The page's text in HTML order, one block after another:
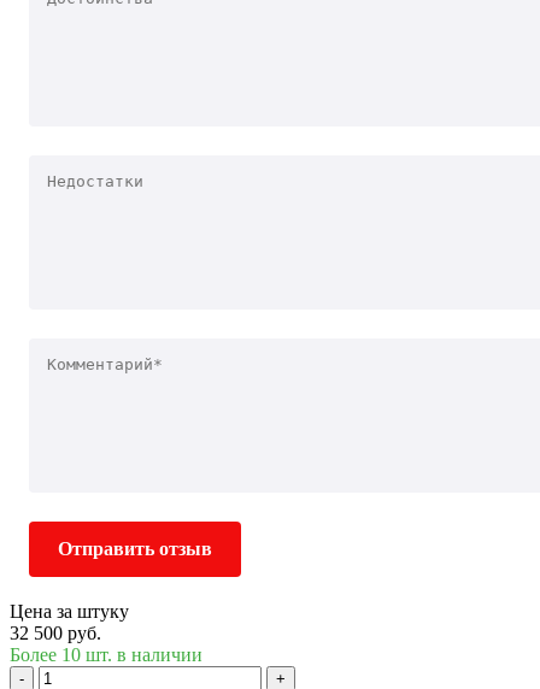
Отправить отзыв
Цена за штуку
32 500 руб.
Более 10 шт. в наличии
- +